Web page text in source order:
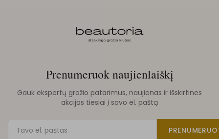
Prenumeruok naujienlaiškį
Gauk ekspertų grožio patarimus, naujienas ir išskirtines
akcijas tiesiai į savo el. paštą